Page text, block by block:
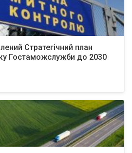
Стратегічний план
Гостаможслужби до 2030